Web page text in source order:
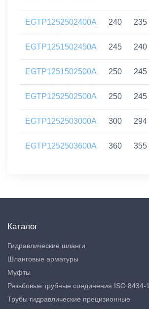
EGTP1252502400A 240 235
EGTP1251502450A 245 240
EGTP1251502500A 250 245
EGTP1252502500A 250 245
EGTP1252503000A 300 294
EGTP1252503600A 360 355
Каталог
Гидравлические шланги
Шланговые арматуры
Муфты
Резьбовые трубные соединения ISO 8434-1
Трубы гидравлические прецизионные